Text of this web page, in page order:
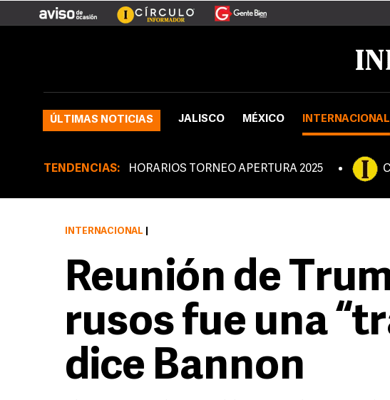
ÚLTIMAS NOTICIAS JALISCO MÉXICO INTERNACIONAL
TENDENCIAS: HORARIOS TORNEO APERTURA 2025
INTERNACIONAL
Reunión de
rusos fue una
dice Bannon